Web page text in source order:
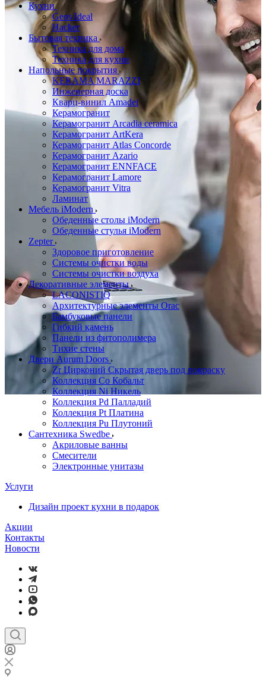
Кухни
Geos Ideal
Hacker
Бытовая техника
Техника для дома
Техника для кухни
Напольные покрытия
KERAMA MARAZZI
Инженерная доска
Кварц-винил Amadei
Керамогранит
Керамогранит Arcadia ceramica
Керамогранит ArtKera
Керамогранит Atlas Concorde
Керамогранит Azario
Керамогранит ENNFACE
Керамогранит Lamore
Керамогранит Vitra
Ламинат
Мебель iModern
Обеденные столы iModern
Обеденные стулья iModern
Zepter
Здоровое приготовление
Системы очистки воды
Системы очистки воздуха
Декоративные элементы
LACONISTIQ
Архитектурные элементы Orac
Бамбуковые панели
Гибкий камень
Панели из фитополимера
Тихие стены
Двери Aurum Doors
Zr Цирконий Скрытая дверь под покраску
Коллекция Co Кобальт
Коллекция Ni Никель
Коллекция Pd Палладий
Коллекция Pt Платина
Коллекция Pu Плутоний
Сантехника Swedbe
Акриловые ванны
Смесители
Электронные унитазы
Услуги
Дизайн проект кухни в подарок
Акции
Контакты
Новости